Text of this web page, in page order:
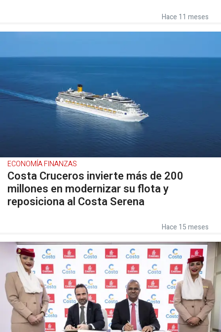
Hace 11 meses
ECONOMÍA FINANZAS
Costa Cruceros invierte más de 200
millones en modernizar su flota y
reposiciona al Costa Serena
Hace 15 meses